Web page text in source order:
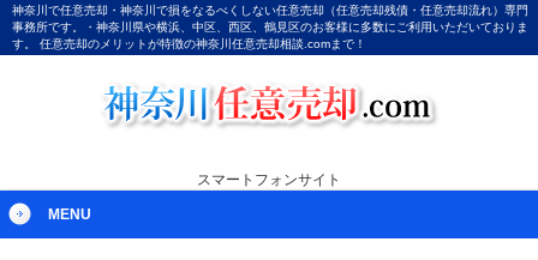
神奈川で任意売却・神奈川で損をなるべくしない任意売却（任意売却残債・任意売却流れ）専門
事務所です。・神奈川県や横浜、中区、西区、鶴見区のお客様に多数にご利用いただいておりま
す。 任意売却のメリットが特徴の神奈川任意売却相談.comまで！
スマートフォンサイト
MENU